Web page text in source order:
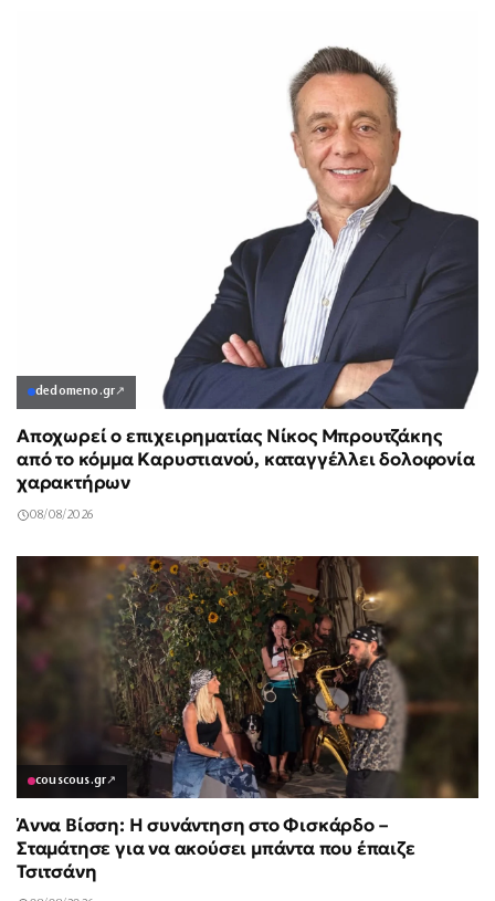
dedomeno.gr↗
Αποχωρεί ο επιχειρηματίας Νίκος Μπρουτζάκης
από το κόμμα Καρυστιανού, καταγγέλλει δολοφονία
χαρακτήρων
08/08/2026
couscous.gr↗
Άννα Βίσση: Η συνάντηση στο Φισκάρδο –
Σταμάτησε για να ακούσει μπάντα που έπαιζε
Τσιτσάνη